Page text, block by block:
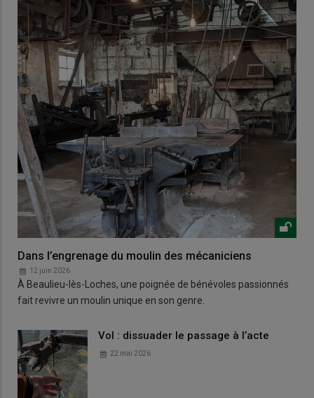
Dans l’engrenage du moulin des mécaniciens
12 juin 2026
À Beaulieu-lès-Loches, une poignée de bénévoles passionnés
fait revivre un moulin unique en son genre.
Vol : dissuader le passage à l’acte
22 mai 2026